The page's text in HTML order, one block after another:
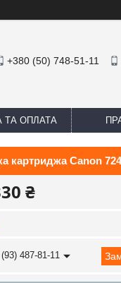
+380 (50) 748-51-11
ТА ОПЛАТА
картриджа Canon 724
₴
487-81-11